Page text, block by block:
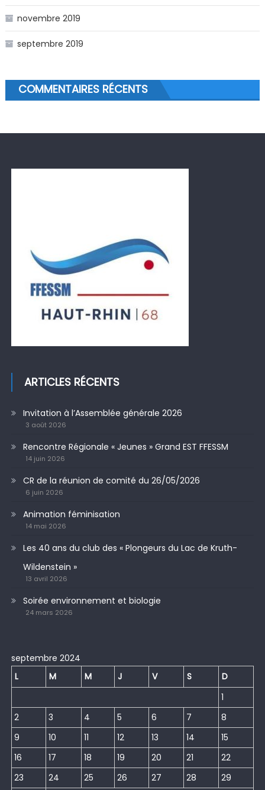
novembre 2019
septembre 2019
COMMENTAIRES RÉCENTS
ARTICLES RÉCENTS
Invitation à l’Assemblée générale 2026
3 août 2026
Rencontre Régionale « Jeunes » Grand EST FFESSM
14 juin 2026
CR de la réunion de comité du 26/05/2026
6 juin 2026
Animation féminisation
14 mai 2026
Les 40 ans du club des « Plongeurs du Lac de Kruth-
Wildenstein »
13 avril 2026
Soirée environnement et biologie
24 mars 2026
septembre 2024
L
M M J V S
D
1
2
3 4 5 6 7
8
9
10 11 12 13 14
15
16
17 18 19 20 21
22
23
24 25 26 27 28 29